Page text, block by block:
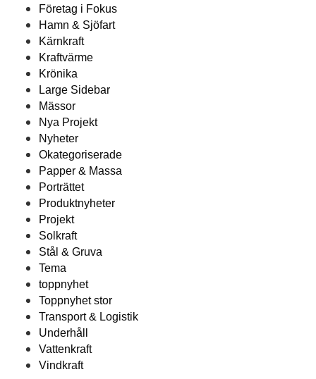
Företag i Fokus
Hamn & Sjöfart
Kärnkraft
Kraftvärme
Krönika
Large Sidebar
Mässor
Nya Projekt
Nyheter
Okategoriserade
Papper & Massa
Porträttet
Produktnyheter
Projekt
Solkraft
Stål & Gruva
Tema
toppnyhet
Toppnyhet stor
Transport & Logistik
Underhåll
Vattenkraft
Vindkraft